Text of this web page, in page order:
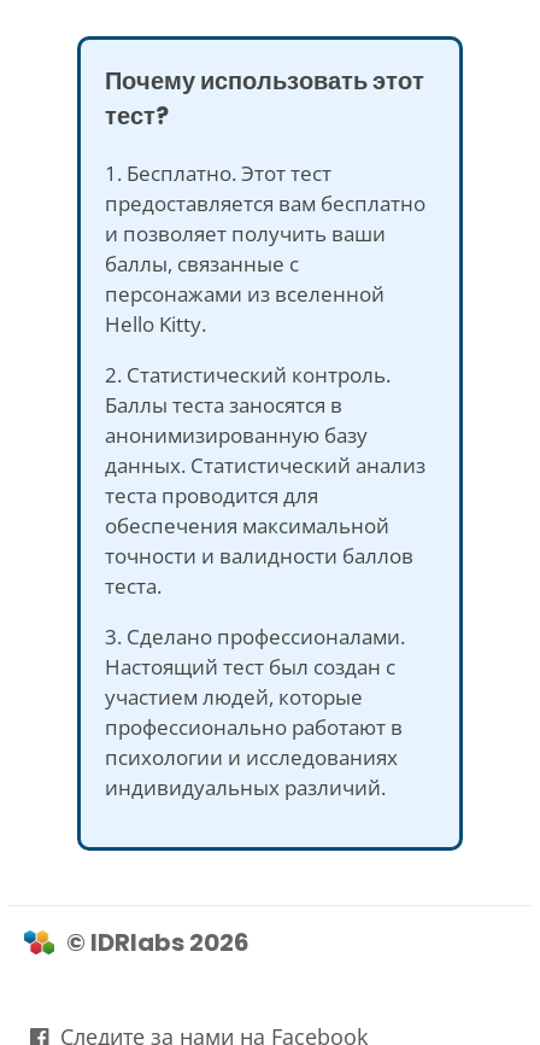
Почему использовать этот
тест?
1. Бесплатно. Этот тест
предоставляется вам бесплатно
и позволяет получить ваши
баллы, связанные с
персонажами из вселенной
Hello Kitty.
2. Статистический контроль.
Баллы теста заносятся в
анонимизированную базу
данных. Статистический анализ
теста проводится для
обеспечения максимальной
точности и валидности баллов
теста.
3. Сделано профессионалами.
Настоящий тест был создан с
участием людей, которые
профессионально работают в
психологии и исследованиях
индивидуальных различий.
© IDRlabs 2026
Следите за нами на Facebook